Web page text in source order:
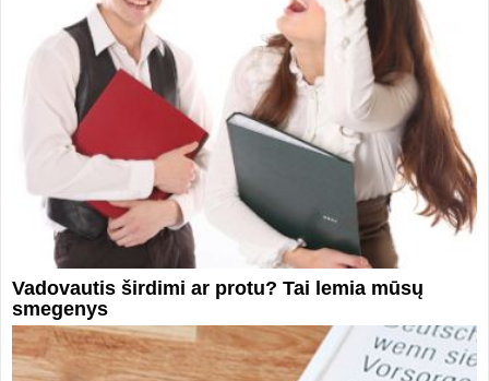
Vadovautis širdimi ar protu? Tai lemia mūsų
smegenys